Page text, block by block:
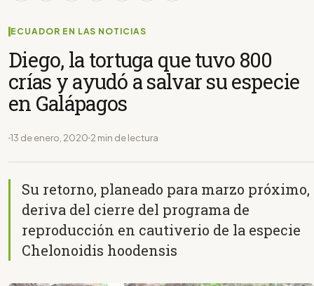
ECUADOR EN LAS NOTICIAS
Diego, la tortuga que tuvo 800
crías y ayudó a salvar su especie
en Galápagos
13 de enero, 2020 2 min de lectura
Su retorno, planeado para marzo próximo,
deriva del cierre del programa de
reproducción en cautiverio de la especie
Chelonoidis hoodensis